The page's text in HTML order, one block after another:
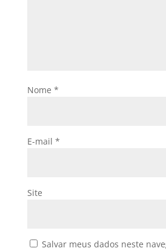
Nome *
E-mail *
Site
Salvar meus dados neste